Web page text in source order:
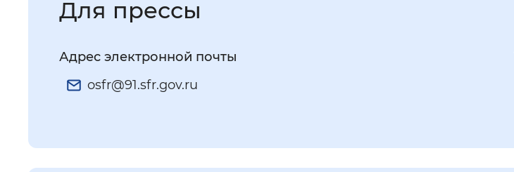
Для прессы
Адрес электронной почты
osfr@91.sfr.gov.ru